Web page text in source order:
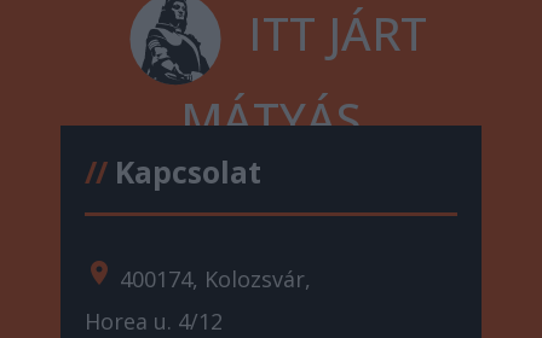
ITT JÁRT
MÁTYÁS
//Kapcsolat
location_on 400174, Kolozsvár,
Horea u. 4/12